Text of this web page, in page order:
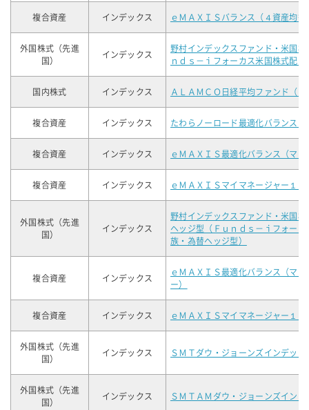
複合資産 インデックス ｅＭＡＸＩＳバランス（４資産均等
外国株式（先進
国）
インデックス
野村インデックスファンド・米国
ｎｄｓ－ｉフォーカス米国株式配当
国内株式 インデックス ＡＬＡＭＣＯ日経平均ファンド（に
複合資産 インデックス たわらノーロード最適化バランス（
複合資産 インデックス ｅＭＡＸＩＳ最適化バランス（マ
複合資産 インデックス ｅＭＡＸＩＳマイマネージャー１９
外国株式（先進
国）
インデックス
野村インデックスファンド・米国
ヘッジ型（Ｆｕｎｄｓ－ｉフォー
族・為替ヘッジ型）
複合資産 インデックス
ｅＭＡＸＩＳ最適化バランス（マ
ー）
複合資産 インデックス ｅＭＡＸＩＳマイマネージャー１９
外国株式（先進
国）
インデックス ＳＭＴダウ・ジョーンズインデッ
外国株式（先進
国）
インデックス ＳＭＴＡＭダウ・ジョーンズイン